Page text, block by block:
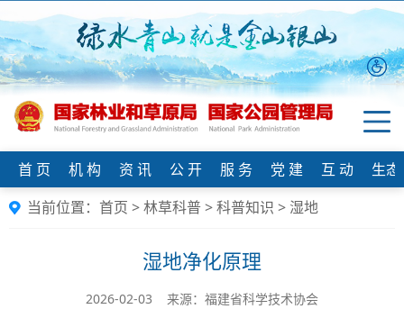
首 页 机 构 资 讯 公 开 服 务 党 建 互 动
生
当前位置： 首页 >林草科普>科普知识 > 湿地
湿地净化原理
2026-02-03 来源：福建省科学技术协会